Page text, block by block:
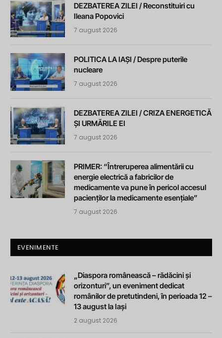
DEZBATEREA ZILEI / Reconstituiri cu
Ileana Popovici
7 august 2026
POLITICA LA IAȘI / Despre puterile
nucleare
7 august 2026
DEZBATEREA ZILEI / CRIZA ENERGETICĂ
ȘI URMĂRILE EI
7 august 2026
PRIMER: “Întreruperea alimentării cu
energie electrică a fabricilor de
medicamente va pune în pericol accesul
pacienților la medicamente esențiale”
7 august 2026
EVENIMENTE
„Diaspora românească – rădăcini și
orizonturi”, un eveniment dedicat
românilor de pretutindeni, în perioada 12 –
13 august la Iași
2 august 2026